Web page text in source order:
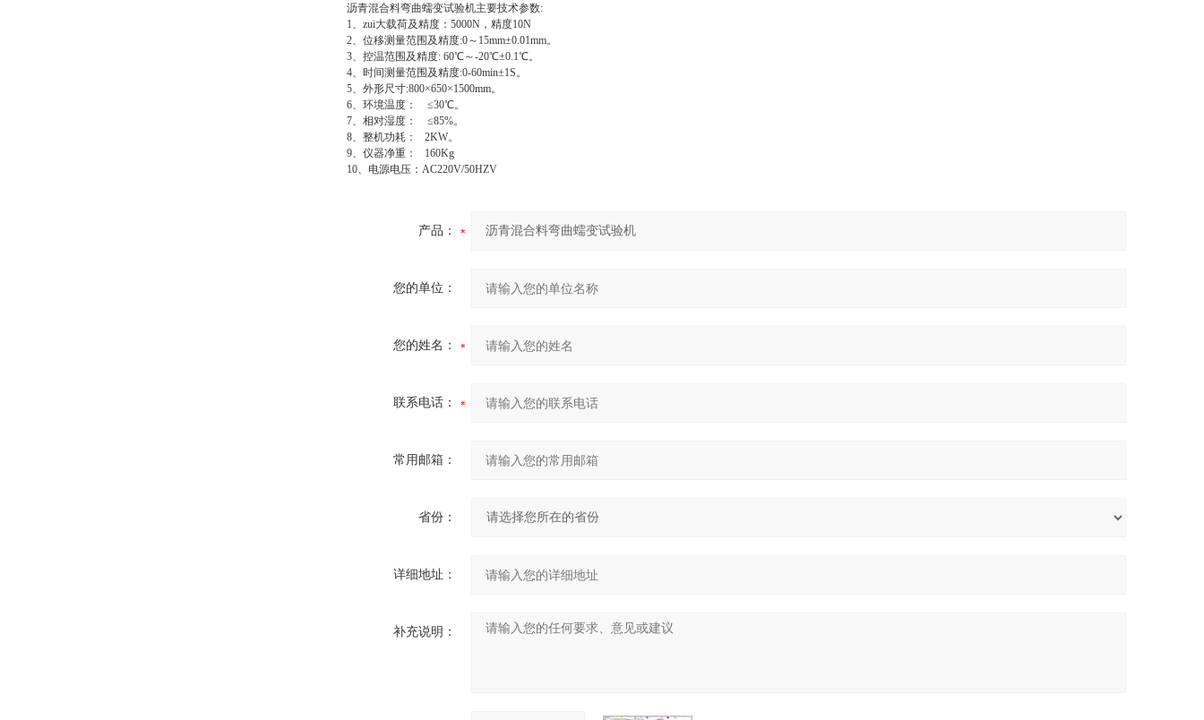
沥青混合料弯曲蠕变试验机主要技术参数:
1、zui大载荷及精度：5000N，精度10N
2、位移测量范围及精度:0～15mm±0.01mm。
3、控温范围及精度: 60℃～-20℃±0.1℃。
4、时间测量范围及精度:0-60min±1S。
5、外形尺寸:800×650×1500mm。
6、环境温度： ≤30℃。
7、相对湿度： ≤85%。
8、整机功耗： 2KW。
9、仪器净重： 160Kg
10、电源电压：AC220V/50HZV
产品：
您的单位：
您的姓名：
联系电话：
常用邮箱：
省份：
详细地址：
补充说明：